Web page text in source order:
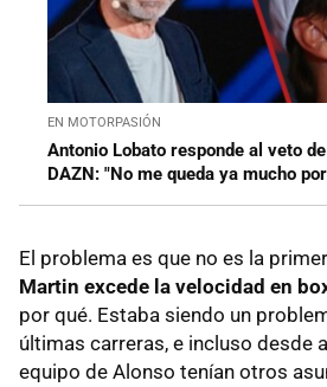
EN MOTORPASIÓN
Antonio Lobato responde al veto
DAZN: "No me queda ya mucho
El problema es que no es la
Martin excede la velocidad en
por qué. Estaba siendo un
últimas carreras, e incluso desde
equipo de Alonso tenían otros